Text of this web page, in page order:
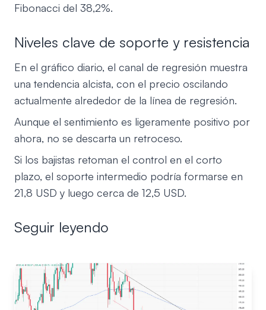
Fibonacci del 38,2%.
Niveles clave de soporte y resistencia
En el gráfico diario, el canal de regresión muestra
una tendencia alcista, con el precio oscilando
actualmente alrededor de la línea de regresión.
Aunque el sentimiento es ligeramente positivo por
ahora, no se descarta un retroceso.
Si los bajistas retoman el control en el corto
plazo, el soporte intermedio podría formarse en
21,8 USD y luego cerca de 12,5 USD.
Seguir leyendo